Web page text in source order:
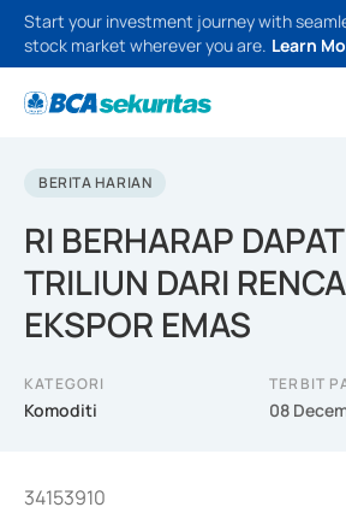
Start your investment journey with
stock market wherever you are. Learn
BERITA HARIAN
RI BERHARAP
TRILIUN DARI
EKSPOR EMAS
KATEGORI
Komoditi
TERBIT
08
34153910